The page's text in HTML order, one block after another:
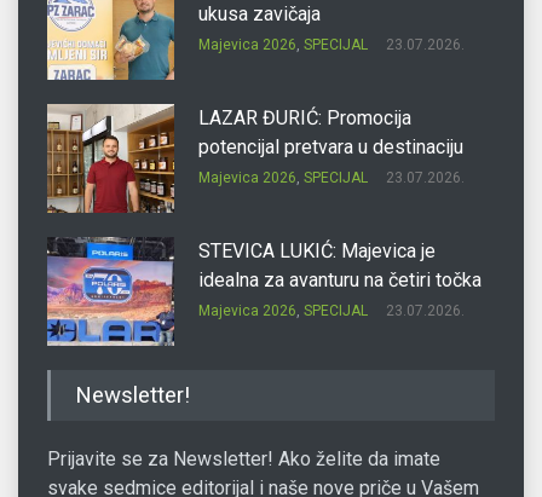
ukusa zavičaja
Majevica 2026, SPECIJAL 23.07.2026.
LAZAR ĐURIĆ: Promocija
potencijal pretvara u destinaciju
Majevica 2026, SPECIJAL 23.07.2026.
STEVICA LUKIĆ: Majevica je
idealna za avanturu na četiri točka
Majevica 2026, SPECIJAL 23.07.2026.
Newsletter!
Prijavite se za Newsletter! Ako želite da imate
svake sedmice editorijal i naše nove priče u Vašem